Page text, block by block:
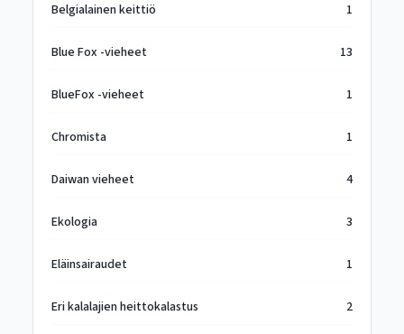
Belgialainen keittiö 1
Blue Fox -vieheet 13
BlueFox -vieheet 1
Chromista 1
Daiwan vieheet 4
Ekologia 3
Eläinsairaudet 1
Eri kalalajien heittokalastus 2